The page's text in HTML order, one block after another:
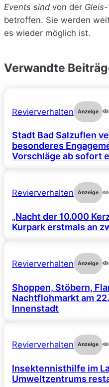
Events sind von der Gleis-
betroffen. Sie werden
es wieder möglich ist.
Verwandte
Revierverhalten Anzeige
Stadt Bad Salzuflen
besonderes
Vorschläge ab sofort
Revierverhalten Anzeige
„Nacht der 10.000
Kurpark erstmals an
Revierverhalten Anzeige
Shoppen, Stöbern,
Nachtflohmarkt am
Innenstadt
Revierverhalten Anzeige
Insektennisthilfe im
Umweltzentrums